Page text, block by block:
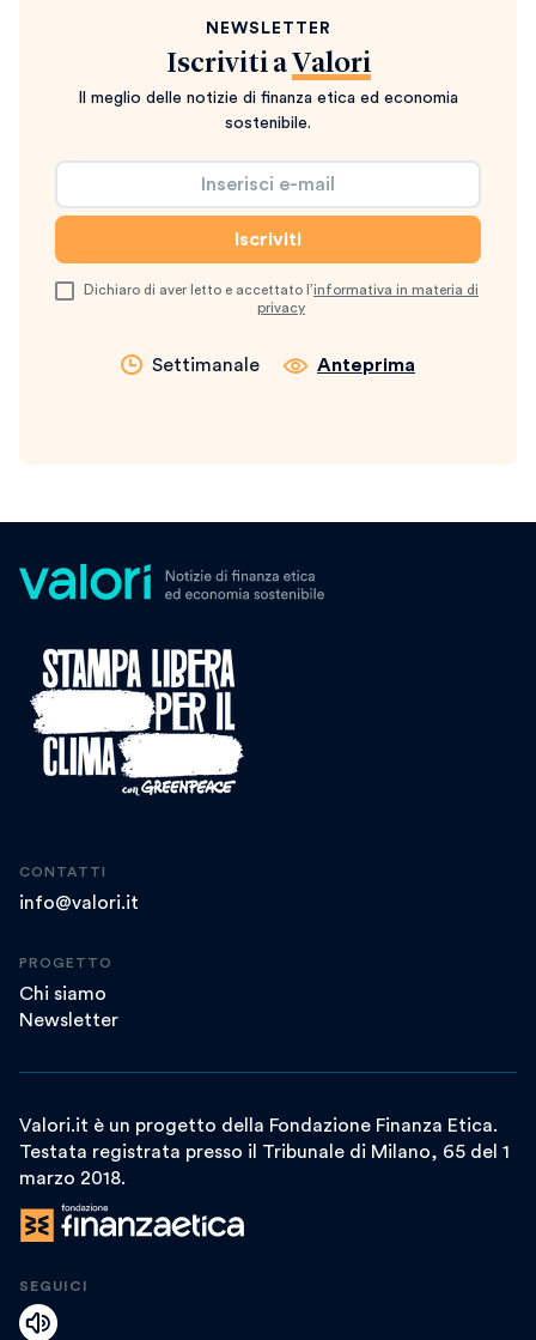
NEWSLETTER
Iscriviti a Valori
Il meglio delle notizie di finanza etica ed economia
sostenibile.
Dichiaro di aver letto e accettato l’informativa in materia di
privacy
Settimanale Anteprima
CONTATTI
info@valori.it
PROGETTO
Chi siamo
Newsletter
Valori.it è un progetto della Fondazione Finanza Etica.
Testata registrata presso il Tribunale di Milano, 65 del 1
marzo 2018.
SEGUICI